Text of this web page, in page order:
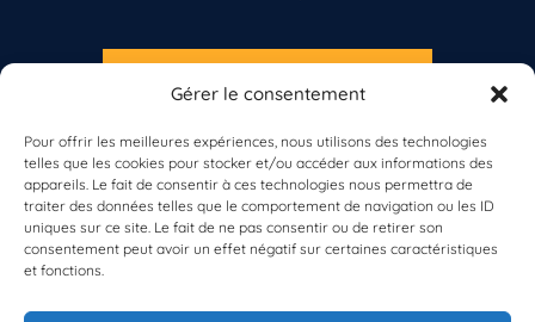
Gérer le consentement
Pour offrir les meilleures expériences, nous utilisons des technologies
telles que les cookies pour stocker et/ou accéder aux informations des
appareils. Le fait de consentir à ces technologies nous permettra de
traiter des données telles que le comportement de navigation ou les ID
uniques sur ce site. Le fait de ne pas consentir ou de retirer son
consentement peut avoir un effet négatif sur certaines caractéristiques
et fonctions.
À propos de BioLit
S'INSCRIRE À LA NEWSLETTER